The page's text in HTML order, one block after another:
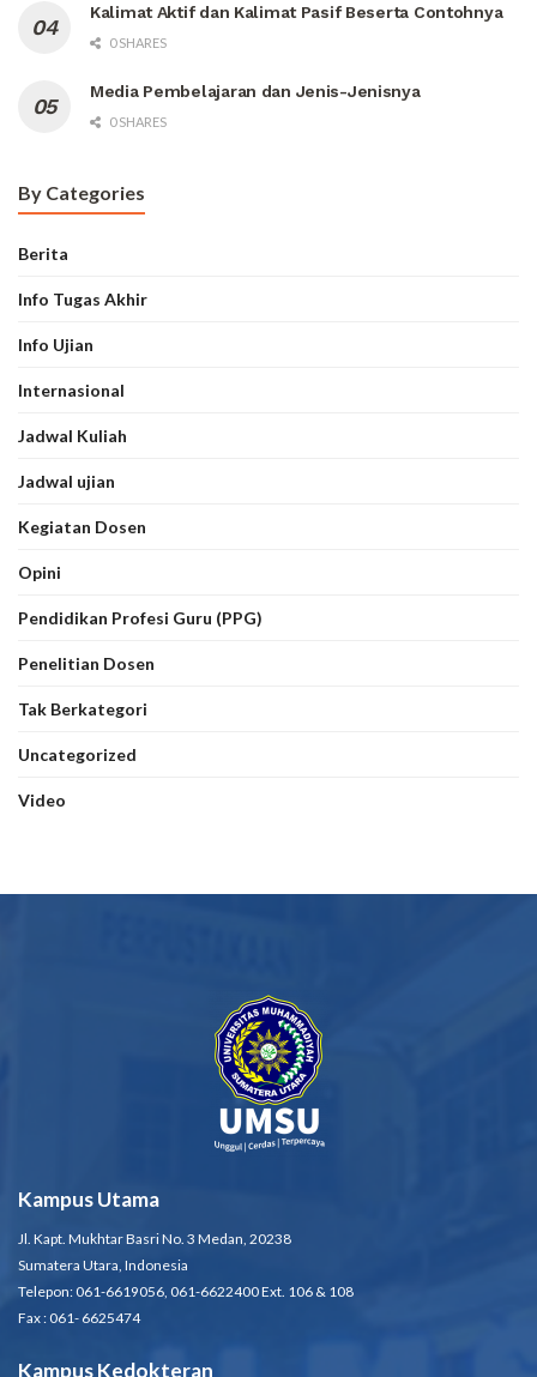
Kalimat Aktif dan Kalimat Pasif Beserta Contohnya
0 SHARES
Media Pembelajaran dan Jenis-Jenisnya
0 SHARES
By Categories
Berita
Info Tugas Akhir
Info Ujian
Internasional
Jadwal Kuliah
Jadwal ujian
Kegiatan Dosen
Opini
Pendidikan Profesi Guru (PPG)
Penelitian Dosen
Tak Berkategori
Uncategorized
Video
Kampus Utama
Jl. Kapt. Mukhtar Basri No. 3 Medan, 20238
Sumatera Utara, Indonesia
Telepon: 061-6619056, 061-6622400 Ext. 106 & 108
Fax : 061- 6625474
Kampus Kedokteran